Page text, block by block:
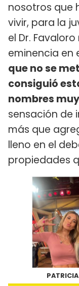
nosotros que
vivir, para la
el Dr.
eminencia en
que no se
consiguió
nombres
sensación de
más que
lleno en el
propiedades